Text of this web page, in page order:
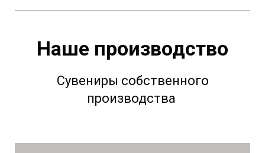
Наше производство
Сувениры собственного
производства